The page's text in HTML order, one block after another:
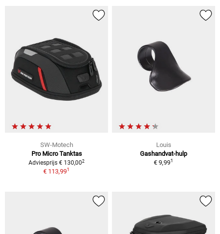
SW-Motech
Pro Micro Tanktas
Adviesprijs € 130,002
€ 113,991
Louis
Gashandvat-hulp
€ 9,991